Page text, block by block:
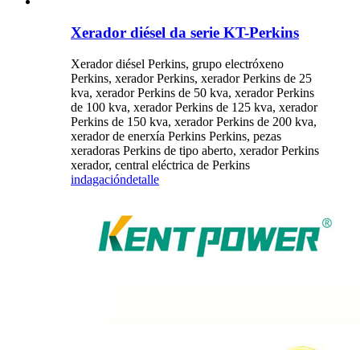
Xerador diésel da serie KT-Perkins
Xerador diésel Perkins, grupo electróxeno
Perkins, xerador Perkins, xerador Perkins de 25
kva, xerador Perkins de 50 kva, xerador Perkins
de 100 kva, xerador Perkins de 125 kva, xerador
Perkins de 150 kva, xerador Perkins de 200 kva,
xerador de enerxía Perkins Perkins, pezas
xeradoras Perkins de tipo aberto, xerador Perkins
xerador, central eléctrica de Perkins
indagacióndetalle